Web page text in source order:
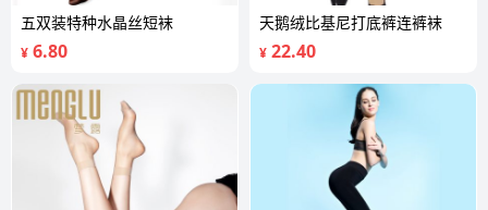
五双装特种水晶丝短袜
¥ 6.80
天鹅绒比基尼打底裤连裤袜
¥ 22.40